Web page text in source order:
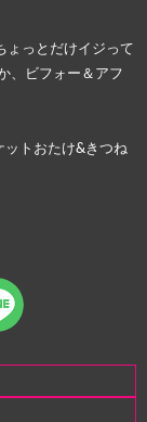
っとだけイジって
、ビフォー＆アフ
ットおたけ&きつね